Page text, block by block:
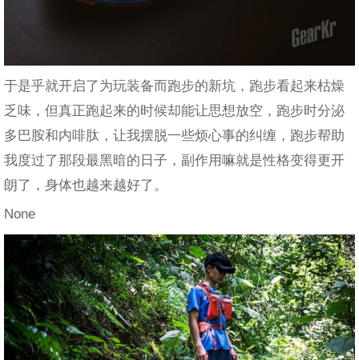
于是乎就开启了为玩装备而跑步的新坑，跑步看起来枯燥
乏味，但真正跑起来的时候却能让思想放空，跑步时分泌
多巴胺和内啡肽，让我摆脱一些烦心事的纠缠，跑步帮助
我度过了那段最黑暗的日子，副作用嘛就是性格变得更开
朗了，身体也越来越好了。
None